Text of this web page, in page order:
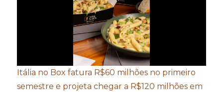
Itália no Box fatura R$60 milhões no primeiro
semestre e projeta chegar a R$120 milhões em